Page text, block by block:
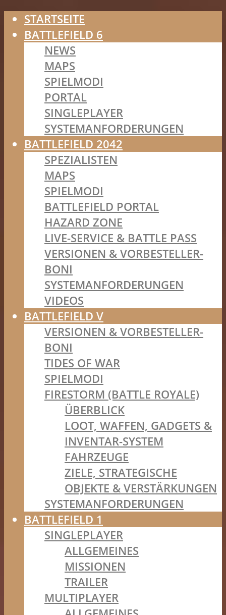
STARTSEITE
BATTLEFIELD 6
NEWS
MAPS
SPIELMODI
PORTAL
SINGLEPLAYER
SYSTEMANFORDERUNGEN
BATTLEFIELD 2042
SPEZIALISTEN
MAPS
SPIELMODI
BATTLEFIELD PORTAL
HAZARD ZONE
LIVE-SERVICE & BATTLE PASS
VERSIONEN & VORBESTELLER-
BONI
SYSTEMANFORDERUNGEN
VIDEOS
BATTLEFIELD V
VERSIONEN & VORBESTELLER-
BONI
TIDES OF WAR
SPIELMODI
FIRESTORM (BATTLE ROYALE)
ÜBERBLICK
LOOT, WAFFEN, GADGETS &
INVENTAR-SYSTEM
FAHRZEUGE
ZIELE, STRATEGISCHE
OBJEKTE & VERSTÄRKUNGEN
SYSTEMANFORDERUNGEN
BATTLEFIELD 1
SINGLEPLAYER
ALLGEMEINES
MISSIONEN
TRAILER
MULTIPLAYER